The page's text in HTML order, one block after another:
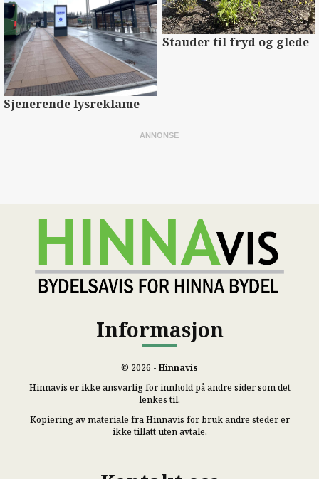
Sjenerende lysreklame
Stauder til fryd og glede
Informasjon
© 2026 - Hinnavis
Hinnavis er ikke ansvarlig for innhold på andre sider som det
lenkes til.
Kopiering av materiale fra Hinnavis for bruk andre steder er
ikke tillatt uten avtale.